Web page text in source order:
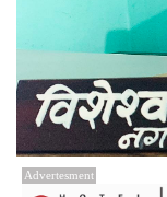
Advertesment